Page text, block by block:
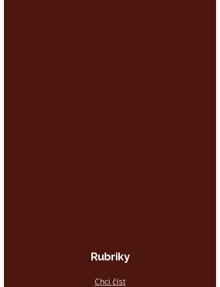
Rubriky
Chci číst